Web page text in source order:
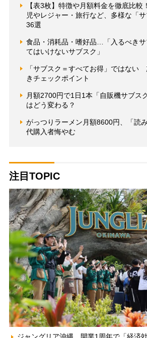
【表3枚】特徴や月額料金を徹底比
児やレジャー・旅行など、多様な「サ
36選
食品・消耗品・嗜好品…「入るべきサ
てはいけないサブスク」
「サブスク＝すべてお得」ではない
きチェックポイント
月額2700円で1日1本「自販機サブス
はどう変わる？
がっつりラーメン月額8600円、「読
代購入者悔やむ
注目TOPIC